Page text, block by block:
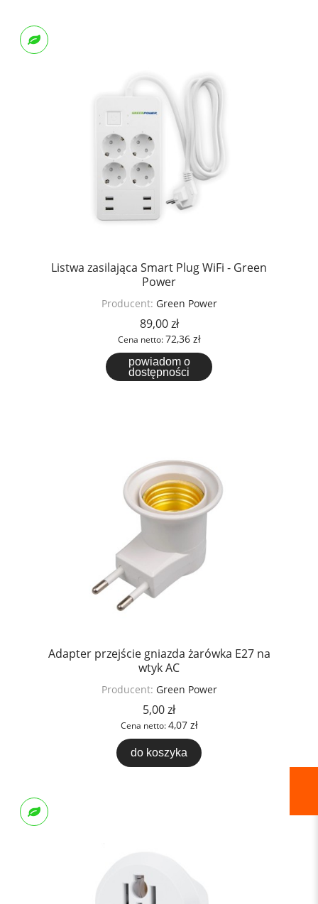
Listwa zasilająca Smart Plug WiFi - Green
Power
Producent: Green Power
89,00 zł
Cena netto:72,36 zł
powiadom o
dostępności
Adapter przejście gniazda żarówka E27 na
wtyk AC
Producent: Green Power
5,00 zł
Cena netto:4,07 zł
do koszyka